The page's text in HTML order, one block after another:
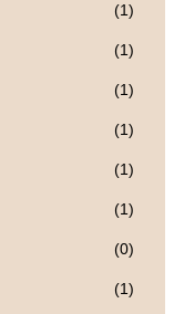
(1)
(1)
(1)
(1)
(1)
(1)
(0)
(1)